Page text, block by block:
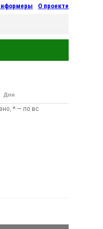
О проекте
Дни
Иркутска
* — по вс